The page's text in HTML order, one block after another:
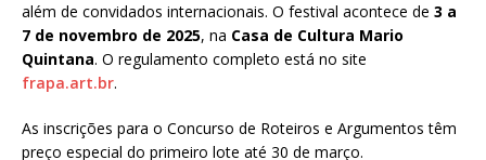
além de convidados internacionais. O festival acontece de 3 a
7 de novembro de 2025, na Casa de Cultura Mario
Quintana. O regulamento completo está no site
frapa.art.br.
As inscrições para o Concurso de Roteiros e Argumentos têm
preço especial do primeiro lote até 30 de março.